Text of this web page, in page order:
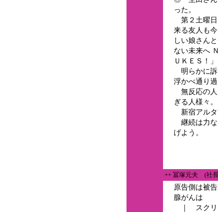
った。
第２土曜日
来る友人も
しい娘さん
ない未来へ
ＵＫＥＳ！
明らかに訴
浮かべ通り
無反応の人
ぎる人様々。
新宿アルタ
継続は力
げよう。
++ 冨塚元夫 (社
原告側は被
腺がんは
｜ スクリ